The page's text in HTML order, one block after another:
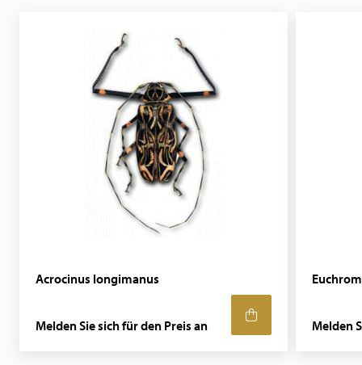
Acrocinus longimanus
Melden Sie sich für den Preis an Melden